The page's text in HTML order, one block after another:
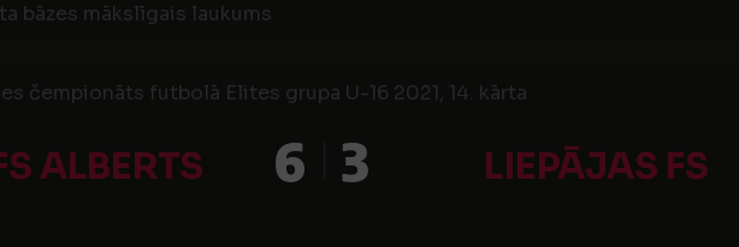
bāzes mākslīgais laukums
čempionāts futbolā Elites grupa U-16 2021, 14. kārta
ALBERTS 6 LIEPĀJAS FS
3